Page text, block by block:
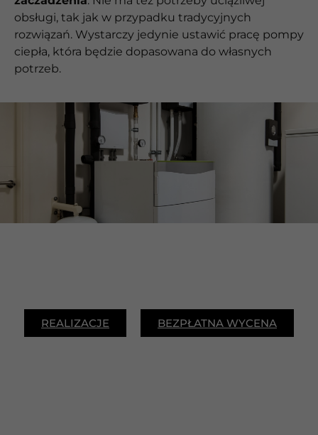
obsługi, tak jak w przypadku tradycyjnych
rozwiązań. Wystarczy jedynie ustawić pracę pompy
ciepła, która będzie dopasowana do własnych
potrzeb.
REALIZACJE BEZPŁATNA WYCENA